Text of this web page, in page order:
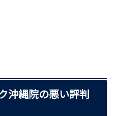
沖縄院の悪い評判